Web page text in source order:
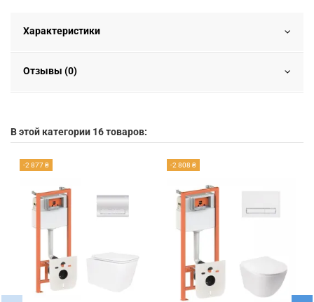
Характеристики
Отзывы (0)
В этой категории 16 товаров:
-2 877 ₴ -2 808 ₴